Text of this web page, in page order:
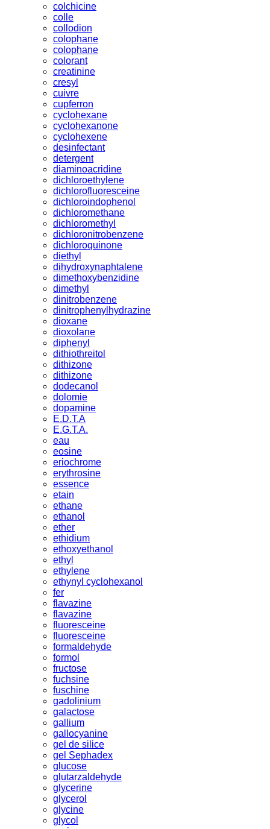
colchicine
colle
collodion
colophane
colophane
colorant
creatinine
cresyl
cuivre
cupferron
cyclohexane
cyclohexanone
cyclohexene
desinfectant
detergent
diaminoacridine
dichloroethylene
dichlorofluoresceine
dichloroindophenol
dichloromethane
dichloromethyl
dichloronitrobenzene
dichloroquinone
diethyl
dihydroxynaphtalene
dimethoxybenzidine
dimethyl
dinitrobenzene
dinitrophenylhydrazine
dioxane
dioxolane
diphenyl
dithiothreitol
dithizone
dithizone
dodecanol
dolomie
dopamine
E.D.T.A
E.G.T.A.
eau
eosine
eriochrome
erythrosine
essence
etain
ethane
ethanol
ether
ethidium
ethoxyethanol
ethyl
ethylene
ethynyl cyclohexanol
fer
flavazine
flavazine
fluoresceine
fluoresceine
formaldehyde
formol
fructose
fuchsine
fuschine
gadolinium
galactose
gallium
gallocyanine
gel de silice
gel Sephadex
glucose
glutarzaldehyde
glycerine
glycerol
glycine
glycol